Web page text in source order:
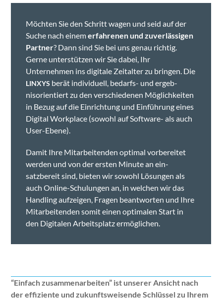
Möcht­en Sie den Schritt wagen und seid auf der
Suche nach einemerfahre­nen und zuver­läs­si­gen
Part­ner? Dann sind Sie bei uns genau richtig.
Gerne unter­stützen wir Sie dabei, Ihr
Unternehmen ins dig­i­tale Zeital­ter zu brin­gen. Die
LINXYS berät indi­vidu­ell, bedarfs- und ergeb­
nisori­en­tiert zu den ver­schiede­nen Möglichkeit­en
in Bezug auf die Ein­rich­tung und Ein­führung eines
Dig­i­tal Work­place (sowohl auf Soft­ware- als auch
User-Ebene).
Damit Ihre Mitar­bei­t­en­den opti­mal vor­bere­it­et
wer­den und von der ersten Minute an ein­
satzbere­it sind, bieten wir sowohl Lösun­gen als
auch Online-Schu­lun­gen an, in welchen wir das
Han­dling aufzeigen, Fra­gen beant­worten und Ihre
Mitar­bei­t­en­den somit einen opti­malen Start in
den Dig­i­tal­en Arbeit­splatz ermöglichen.
“Ein­fach zusam­me­nar­beit­en” ist unser­er Ansicht nach
der effiziente und zukun­ftsweisende Schlüs­sel zu Ihrem